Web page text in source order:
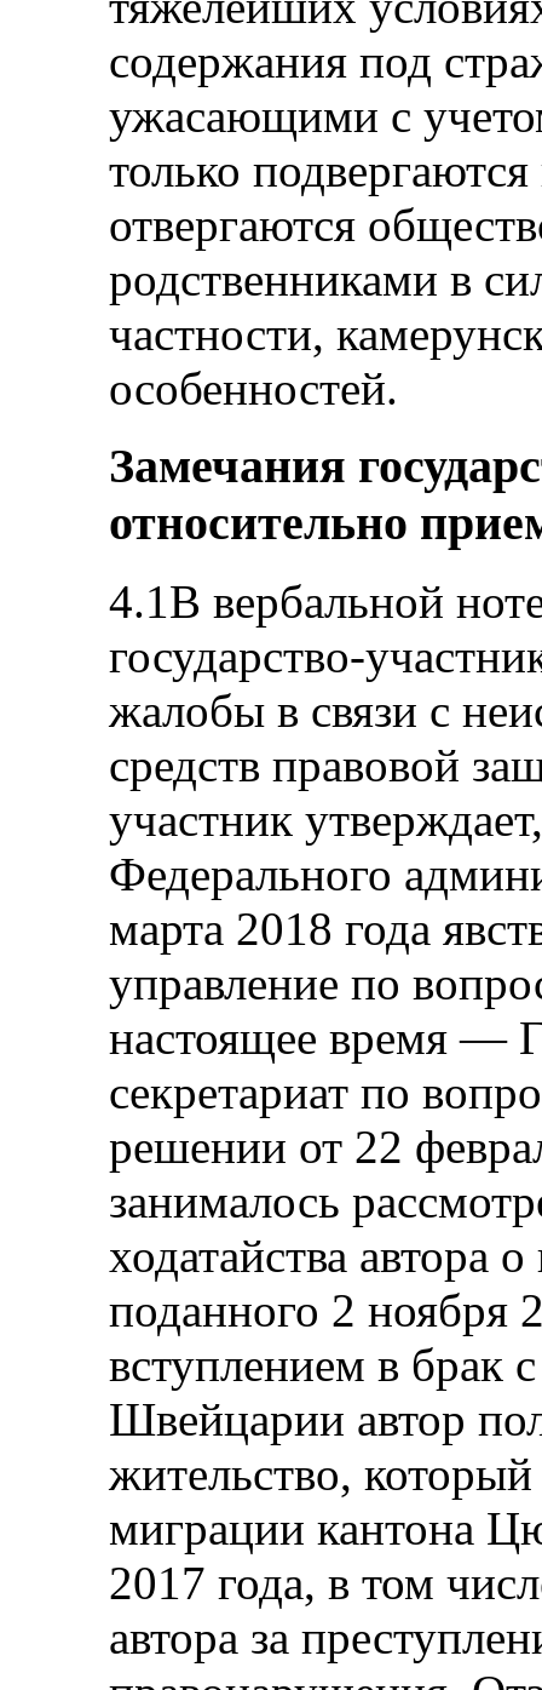
содержания под
ужасающими с
только
отвергаются
родственниками в
частности,
особенностей.
Замечания
относительно
4.1В вербальной
государство-
жалобы в связи с
средств правовой
участник
Федерального
марта 2018 года
управление по
настоящее время —
секретариат по
решении от 22
занималось
ходатайства автора
поданного 2 ноября
вступлением в брак
Швейцарии автор
жительство,
миграции кантона
2017 года, в том
автора за